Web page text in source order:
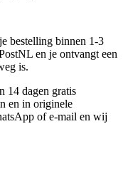
bestelling binnen 1-3
en je ontvangt een
is.
14 dagen gratis
en in originele
of e-mail en wij